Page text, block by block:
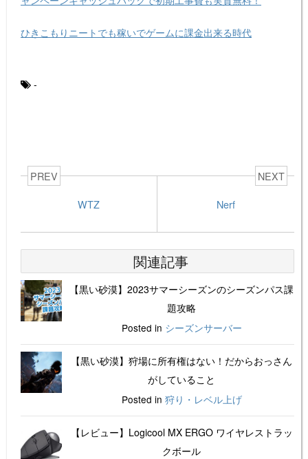
ひきこもりニートでも稼いでゲームに課金出来る時代
-
PREV
WTZ
NEXT
Nerf
関連記事
【黒い砂漠】2023サマーシーズンのシーズンパス課
題攻略
Posted in シーズンサーバー
【黒い砂漠】狩場に所有権はない！だからおっさん
がしていること
Posted in 狩り・レベル上げ
【レビュー】Logicool MX ERGO ワイヤレストラッ
クボール